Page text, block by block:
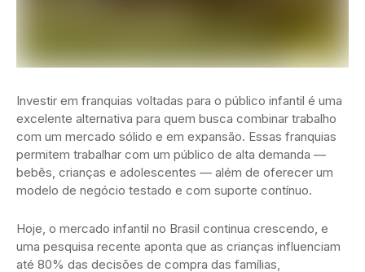
Investir em franquias voltadas para o público infantil é uma
excelente alternativa para quem busca combinar trabalho
com um mercado sólido e em expansão. Essas franquias
permitem trabalhar com um público de alta demanda —
bebês, crianças e adolescentes — além de oferecer um
modelo de negócio testado e com suporte contínuo.
Hoje, o mercado infantil no Brasil continua crescendo, e
uma pesquisa recente aponta que as crianças influenciam
até 80% das decisões de compra das famílias,